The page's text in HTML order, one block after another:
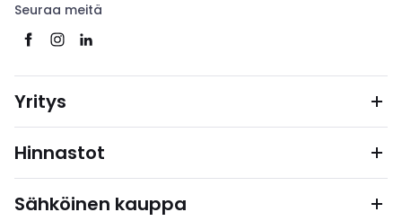
Seuraa meitä
Yritys
Hinnastot
Sähköinen kauppa